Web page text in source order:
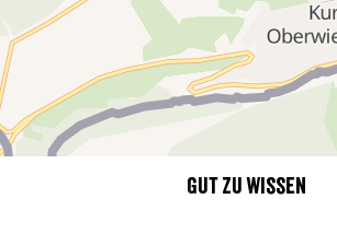
Gut zu wissen